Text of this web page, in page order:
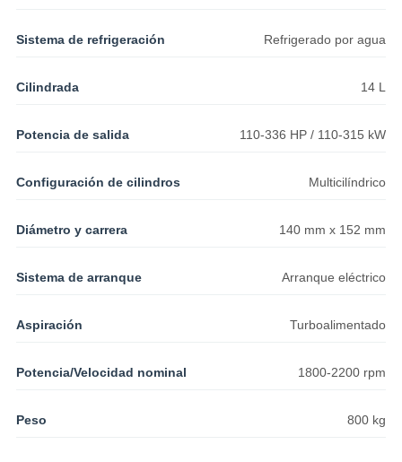
Sistema de refrigeración Refrigerado por agua
Cilindrada 14 L
Potencia de salida 110-336 HP / 110-315 kW
Configuración de cilindros Multicilíndrico
Diámetro y carrera 140 mm x 152 mm
Sistema de arranque Arranque eléctrico
Aspiración Turboalimentado
Potencia/Velocidad nominal 1800-2200 rpm
Peso 800 kg